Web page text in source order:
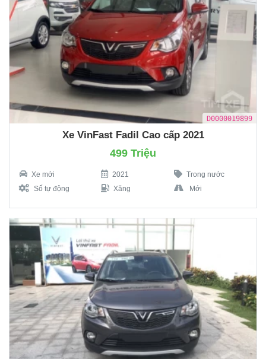
D0000019899
Xe VinFast Fadil Cao cấp 2021
499 Triệu
Xe mới 2021
Trong nước
Số tự động
Xăng Mới